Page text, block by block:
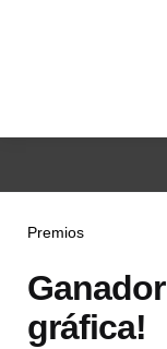
Premios
gráfica!